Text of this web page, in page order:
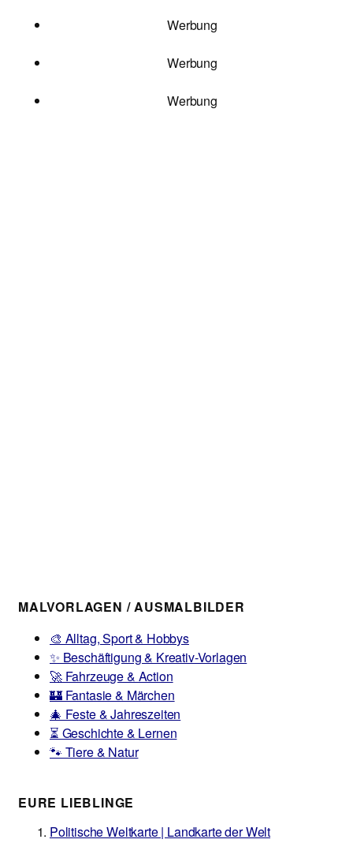
Werbung
Werbung
Werbung
MALVORLAGEN / AUSMALBILDER
🎨 Alltag, Sport & Hobbys
✨ Beschäftigung & Kreativ-Vorlagen
🚀 Fahrzeuge & Action
🏰 Fantasie & Märchen
🎄 Feste & Jahreszeiten
⏳ Geschichte & Lernen
🐾 Tiere & Natur
EURE LIEBLINGE
Politische Weltkarte | Landkarte der Welt